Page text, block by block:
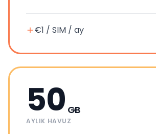
€1 / SIM / ay
50 GB
AYLIK HAVUZ